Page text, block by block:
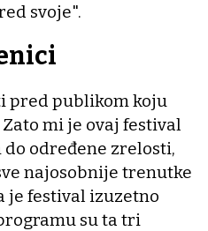
svoje".
pred publikom koju
mi je ovaj festival
do određene zrelosti,
najosobnije trenutke
je festival izuzetno
su ta tri